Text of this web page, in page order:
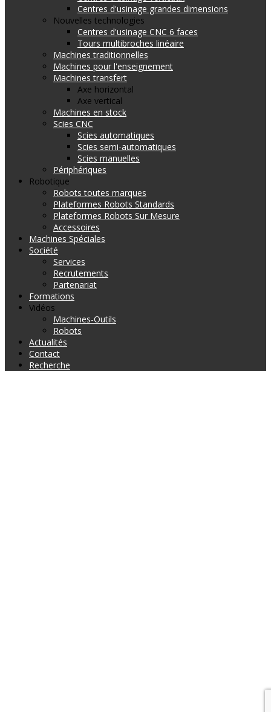
Centres d'usinage grandes dimensions
Nouvelles technologies
Centres d'usinage CNC 6 faces
Tours multibroches linéaire
Machines traditionnelles
Machines pour l'enseignement
Machines transfert
Axe horizontal
Axe vertical
Machines en stock
Scies CNC
Scies automatiques
Scies semi-automatiques
Scies manuelles
Périphériques
Robotique
Robots toutes marques
Plateformes Robots Standards
Plateformes Robots Sur Mesure
Accessoires
Machines Spéciales
Société
Services
Recrutements
Partenariat
Formations
Vidéos
Machines-Outils
Robots
Actualités
Contact
Recherche